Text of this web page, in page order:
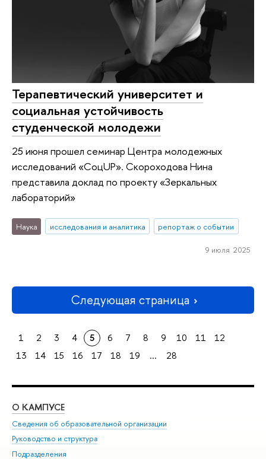
Терапевтический университет и
социальная устойчивость
студенческой молодежи
25 июня прошел семинар Центра молодежных
исследований «СоцUP». Скороходова Нина
представила доклад по проекту «Зеркальных
лабораторий»
Наука исследования и аналитика репортаж о событии
9 июля 2025
Следующая страница
1 2 3 4 5 6 7 8 9 10 11
12
13
14 15 16 17 18 19 ... 28
О КАМПУСЕ
Сведения об образовательной организации
Руководство и структура
Подразделения